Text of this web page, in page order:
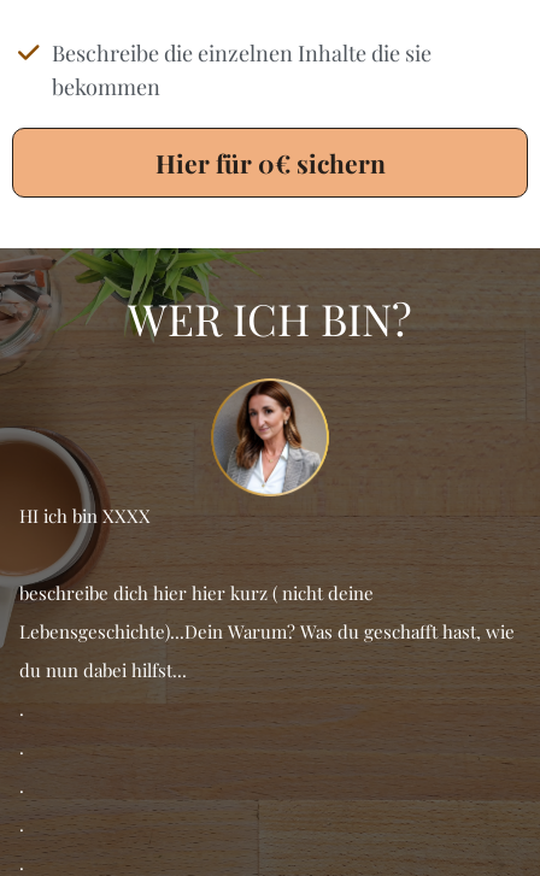
Beschreibe die einzelnen Inhalte die sie
bekommen
Hier für 0€ sichern
WER ICH BIN?
HI ich bin XXXX
beschreibe dich hier hier kurz ( nicht deine
Lebensgeschichte)...Dein Warum? Was du geschafft hast, wie
du nun dabei hilfst...
.
.
.
.
.